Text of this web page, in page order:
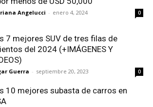
Angelucci - enero 4, 2024 0
7 mejores SUV de tres filas de
del 2024 (+IMÁGENES Y
Guerra - septiembre 20, 2023 0
10 mejores subasta de carros en